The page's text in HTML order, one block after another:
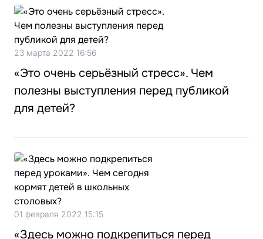
23 марта 2022 16:56
«Это очень серьёзный стресс». Чем
полезны выступления перед публикой
для детей?
01 февраля 2022 15:15
«Здесь можно подкрепиться перед